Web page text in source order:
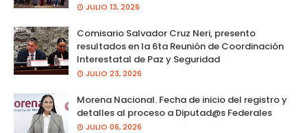
JULIO 13, 2026
Comisario Salvador Cruz Neri, presento
resultados en la 6ta Reunión de Coordinación
Interestatal de Paz y Seguridad
JULIO 23, 2026
Morena Nacional. Fecha de inicio del registro y
detalles al proceso a Diputad@s Federales
JULIO 06, 2026